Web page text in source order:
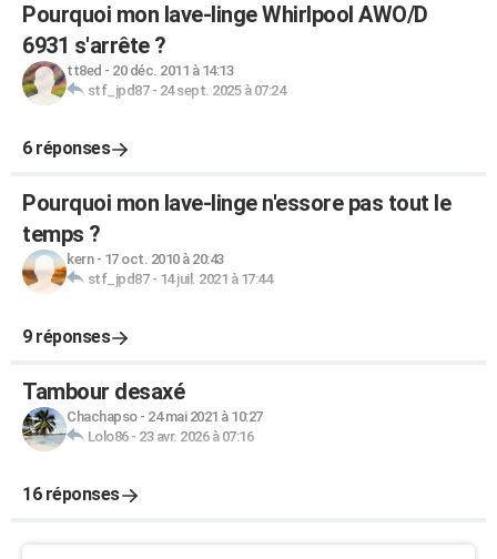
Pourquoi mon lave-linge Whirlpool AWO/D
6931 s'arrête ?
tt8ed - 20 déc. 2011 à 14:13
stf_jpd87- 24 sept. 2025 à 07:24
6 réponses
Pourquoi mon lave-linge n'essore pas tout le
temps ?
kern- 17 oct. 2010 à 20:43
stf_jpd87- 14 juil. 2021 à 17:44
9 réponses
Tambour desaxé
Chachapso- 24 mai 2021 à 10:27
Lolo86- 23 avr. 2026 à 07:16
16 réponses